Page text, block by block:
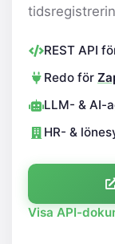
REST API
Redo för
LLM- & AI-
HR- &
Visa API-